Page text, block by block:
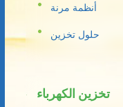
أنظمة مرنة
حلول تخزين
تخزين الكهرباء